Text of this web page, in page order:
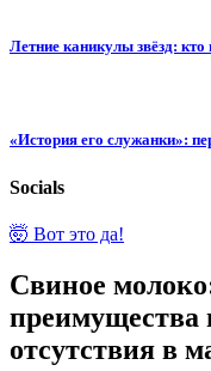
Летние каникулы звёзд: кто
«История его служанки»:
Socials
🤯 Вот это да!
Свиное
преимущества
отсутствия в